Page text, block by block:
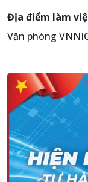
Địa điểm làm
Văn phòng